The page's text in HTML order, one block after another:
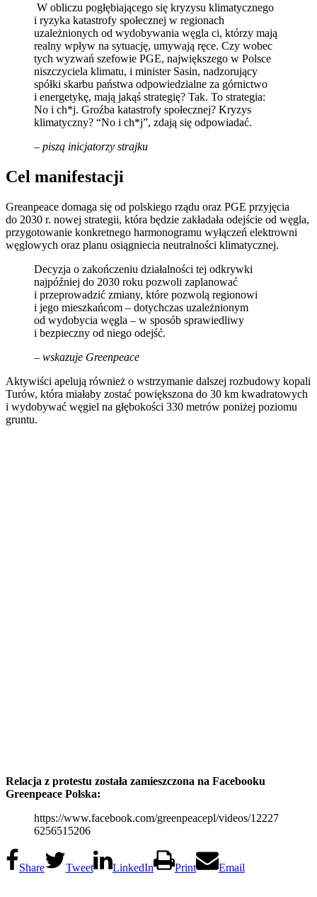
W obliczu pogłębiającego się kryzysu klimatycznego
i ryzyka katastrofy społecznej w regionach
uzależnionych od wydobywania węgla ci, którzy mają
realny wpływ na sytuację, umywają ręce. Czy wobec
tych wyzwań szefowie PGE, największego w Polsce
niszczyciela klimatu, i minister Sasin, nadzorujący
spółki skarbu państwa odpowiedzialne za górnictwo
i energetykę, mają jakąś strategię? Tak. To strategia:
No i ch*j. Groźba katastrofy społecznej? Kryzys
klimatyczny? “No i ch*j”, zdają się odpowiadać.
– piszą inicjatorzy strajku
Cel manifestacji
Greanpeace domaga się od polskiego rządu oraz PGE przyjęcia
do 2030 r. nowej strategii, która będzie zakładała odejście od węgla,
przygotowanie konkretnego harmonogramu wyłączeń elektrowni
węglowych oraz planu osiągniecia neutralności klimatycznej.
Decyzja o zakończeniu działalności tej odkrywki
najpóźniej do 2030 roku pozwoli zaplanować
i przeprowadzić zmiany, które pozwolą regionowi
i jego mieszkańcom – dotychczas uzależnionym
od wydobycia węgla – w sposób sprawiedliwy
i bezpieczny od niego odejść.
– wskazuje Greenpeace
Aktywiści apelują również o wstrzymanie dalszej rozbudowy kopali
Turów, która miałaby zostać powiększona do 30 km kwadratowych
i wydobywać węgiel na głębokości 330 metrów poniżej poziomu
gruntu.
Relacja z protestu została zamieszczona na Facebooku
Greenpeace Polska:
https://www.facebook.com/greenpeacepl/videos/12227
6256515206
Share Tweet LinkedIn Print Email